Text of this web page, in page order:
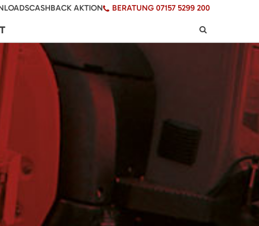
CASHBACK AKTION BERATUNG 07157 5299 200